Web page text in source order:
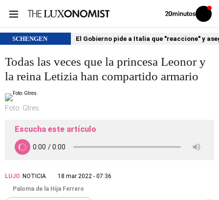
Volver
Iniciar
sesión
SCHENGEN El Gobierno pide a Italia que "reaccione" y
Todas las veces que la princesa Leonor y
la reina Letizia han compartido armario
Foto: Gtres.
Escucha este artículo
LUJO NOTICIA
18 mar 2022 - 07:36
Paloma de la Hija Ferrero